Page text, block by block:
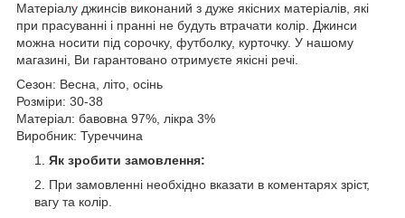
Матеріалу джинсів виконаний з дуже якісних матеріалів, які
при прасуванні і пранні не будуть втрачати колір. Джинси
можна носити під сорочку, футболку, курточку. У нашому
магазині, Ви гарантовано отримуєте якісні речі.
Сезон: Весна, літо, осінь
Розміри: 30-38
Матеріал: бавовна 97%, лікра 3%
Виробник: Туреччина
Як зробити замовлення:
При замовленні необхідно вказати в коментарях зріст,
вагу та колір.